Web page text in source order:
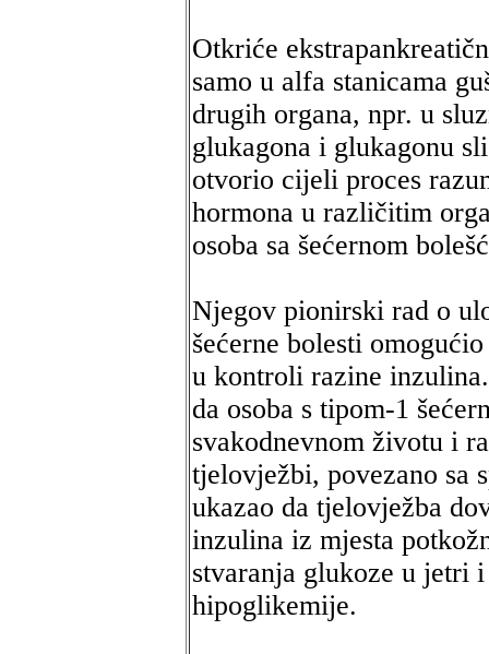
Otkriće
samo u alfa stanicama
drugih organa, npr. u
glukagona i glukagonu
otvorio cijeli proces
hormona u različitim
osoba sa šećernom
Njegov pionirski rad o
šećerne bolesti
u kontroli razine
da osoba s tipom-1
svakodnevnom životu i
tjelovježbi, povezano sa
ukazao da tjelovježba
inzulina iz mjesta
stvaranja glukoze u jetri
hipoglikemije.